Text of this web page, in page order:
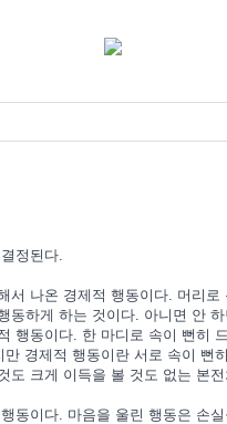
정된다.
서 나온 경제적 행동이다. 머리로
동하게 하는 것이다. 아니면 안
행동이다. 한 마디로 속이 뻔히
경제적 행동이란 서로 속이 뻔
도 크게 이득을 볼 것도 없는 본
동이다. 마음을 울린 행동은 손